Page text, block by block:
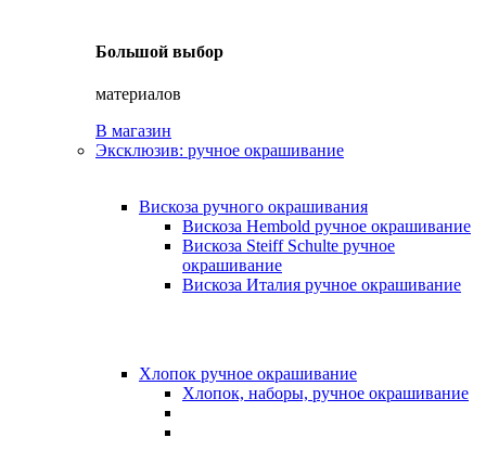
Большой выбор
материалов
В магазин
Эксклюзив: ручное окрашивание
Вискоза ручного окрашивания
Вискоза Hembold ручное окрашивание
Вискоза Steiff Schulte ручное
окрашивание
Вискоза Италия ручное окрашивание
Хлопок ручное окрашивание
Хлопок, наборы, ручное окрашивание